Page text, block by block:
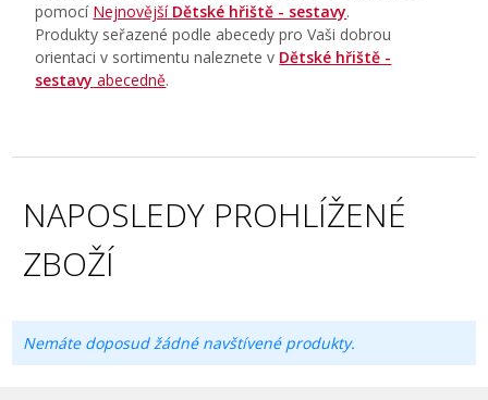
pomocí Nejnovější Dětské hřiště - sestavy.
Produkty seřazené podle abecedy pro Vaši dobrou
orientaci v sortimentu naleznete v Dětské hřiště -
sestavy abecedně.
NAPOSLEDY PROHLÍŽENÉ
ZBOŽÍ
Nemáte doposud žádné navštívené produkty.